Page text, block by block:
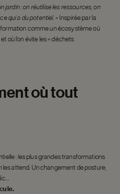
jardin : on réutilise les ressources, on
qui a du potentiel. » Inspirée par la
comme un écosystème où
où l’on évite les « déchets
oùtout
: les plus grandes transformations
les attend. Un changement de posture,